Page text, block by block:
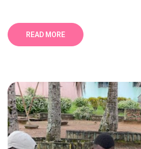
READ MORE